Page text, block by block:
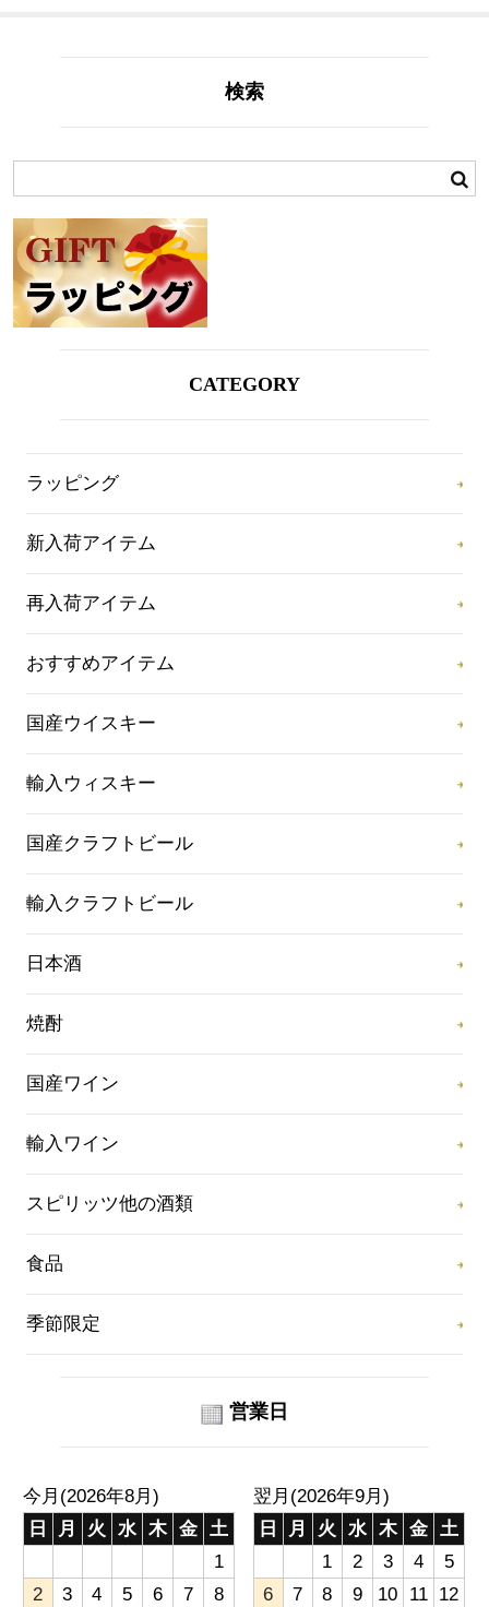
検索
CATEGORY
ラッピング
新入荷アイテム
再入荷アイテム
おすすめアイテム
国産ウイスキー
輸入ウィスキー
国産クラフトビール
輸入クラフトビール
日本酒
焼酎
国産ワイン
輸入ワイン
スピリッツ他の酒類
食品
季節限定
営業日
今月(2026年8月)
日
月 火 水 木 金 土
1
2
3 4 5 6 7
8
翌月(2026年9月)
日
月 火 水 木 金
土
1
2 3 4
5
6
7 8 9 10 11
12